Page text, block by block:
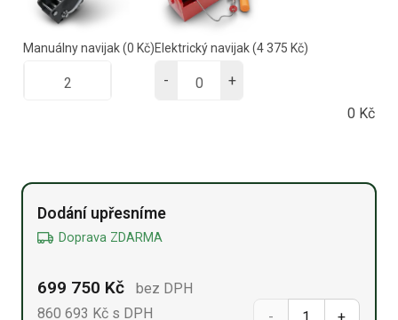
Manuálny navijak(0 Kč)Elektrický navijak(4 375 Kč)
-
+
0 Kč
Sedlová
Alternative:
Dodání upřesníme
Doprava ZDARMA
699 750 Kč
bez DPH
860 693 Kč s DPH